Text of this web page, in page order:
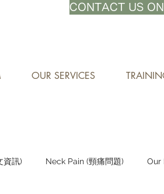
CONTACT US
OUR SERVICES
資訊) Neck Pain (頸痛問題) Our